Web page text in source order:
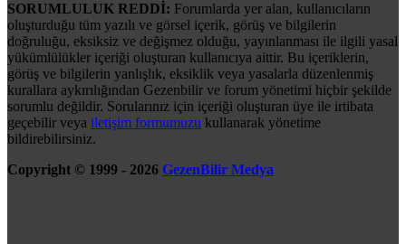
SORUMLULUK REDDİ: Forumlarda yer alan, kullanıcıların
oluşturduğu tüm yazılı ve görsel içerik, görüş ve bilgilerin
doğruluğu, eksiksiz ve değişmez olduğu, yayınlanması ile ilgili yasal
yükümlülükler içeriği oluşturan kullanıcıya aittir. Bu içeriklerin,
görüş ve bilgilerin yanlışlık, eksiklik veya yasalarla düzenlenmiş
kurallara aykırılığından Gezenbilir ve forum yönetimi hiçbir şekilde
sorumlu değildir. Sorularınız için içeriği oluşturan üye ile irtibata
geçebilir veya iletişim formumuzu kullanarak yönetime
bildirebilirsiniz.
Copyright © 1999 - 2026 GezenBilir Medya